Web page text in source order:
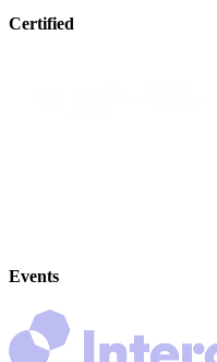
Certified
Events